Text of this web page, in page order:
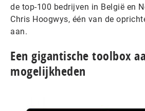
de top-100 bedrijven in België en
Chris Hoogwys, één van de
aan.
Een gigantische toolbox
mogelijkheden